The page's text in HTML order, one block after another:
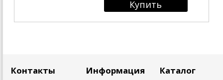
Контакты Информация Каталог